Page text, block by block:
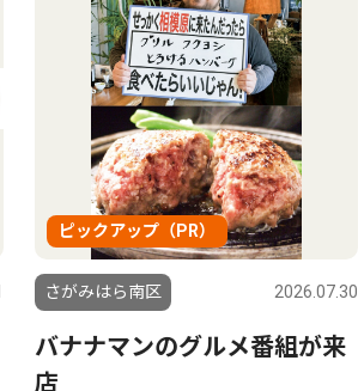
ピックアップ（PR）
さがみはら南区 2026.07.30
バナナマンのグルメ番組が来
店